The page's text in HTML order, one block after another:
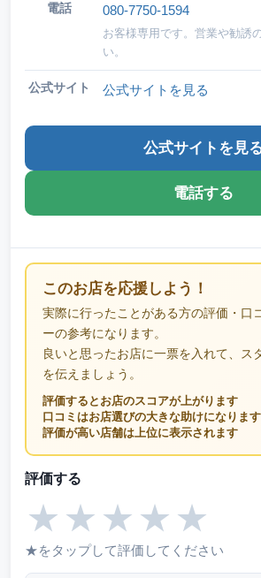
電話 080-7750-1594
お客様専用です。営業や勧誘
い。
公式サイト 公式サイトを見る
公式サイトを見
電話する
このお店を応援しよう！
実際に行ったことがある方の評価・口
ーの参考になります。
良いと思ったお店に一票を入れて、ス
を伝えましょう。
評価するとお店のスコアが上がります
口コミはお店選びの大きな助けになります
評価が高い店舗は上位に表示されます
評価する
★ ★ ★ ★ ★
★をタップして評価してください